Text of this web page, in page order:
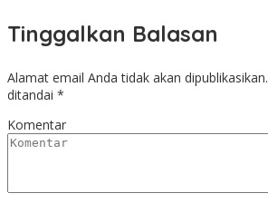
Tinggalkan Balasan
Alamat email Anda tidak akan dipublikasikan.
ditandai *
Komentar